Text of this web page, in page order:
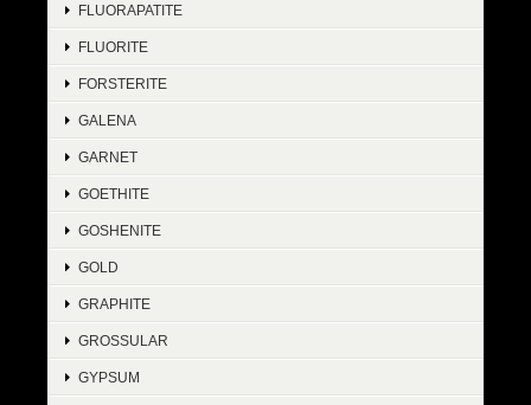
FLUORAPATITE
FLUORITE
FORSTERITE
GALENA
GARNET
GOETHITE
GOSHENITE
GOLD
GRAPHITE
GROSSULAR
GYPSUM